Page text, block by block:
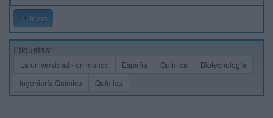
Inicio
Etiquetas:
La universidad - un mundo España Química
Biotecnología
Ingeniería Química
Química